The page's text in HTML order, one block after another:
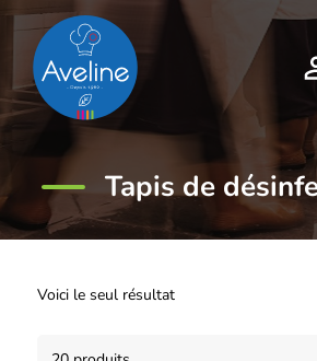
Tapis de
Voici le seul résultat
Panneau de gestion des cookies